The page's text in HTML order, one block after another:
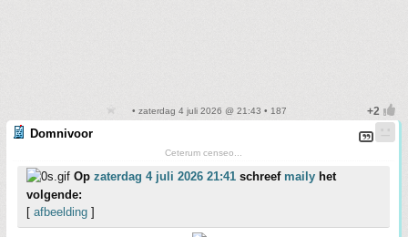
• zaterdag 4 juli 2026 @ 21:43 • 187
Domnivoor
Ceterum censeo...
Op zaterdag 4 juli 2026 21:41 schreef maily het
volgende:
[ afbeelding ]